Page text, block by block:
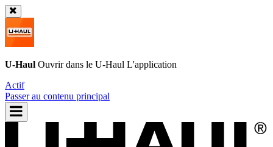
U-Haul Ouvrir dans le U-Haul L'application
Actif
Passer au contenu principal